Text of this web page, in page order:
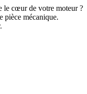
le cœur de votre moteur ?
pièce mécanique.